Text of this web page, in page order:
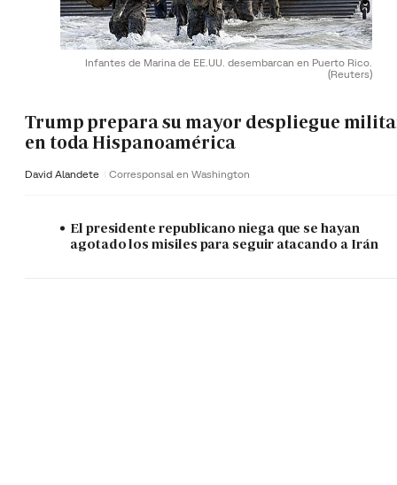
Infantes de Marina de EE.UU. desembarcan en Puerto Rico.
(Reuters)
Trump prepara su mayor despliegue
en toda Hispanoamérica
David Alandete Corresponsal en Washington
El presidente republicano niega que se hayan
agotado los misiles para seguir atacando a Irán